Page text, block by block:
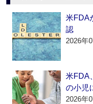
米FDA
認
2026年
米FDA
の小児
2026年